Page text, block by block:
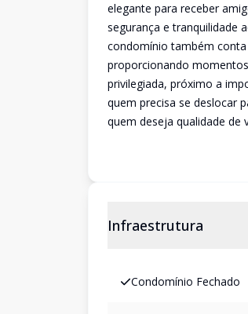
elegante para receber
segurança e tranquilidade
condomínio também
proporcionando
privilegiada, próximo a
quem precisa se deslocar
quem deseja qualidade de
Infraestrutura
Condomínio Fechado